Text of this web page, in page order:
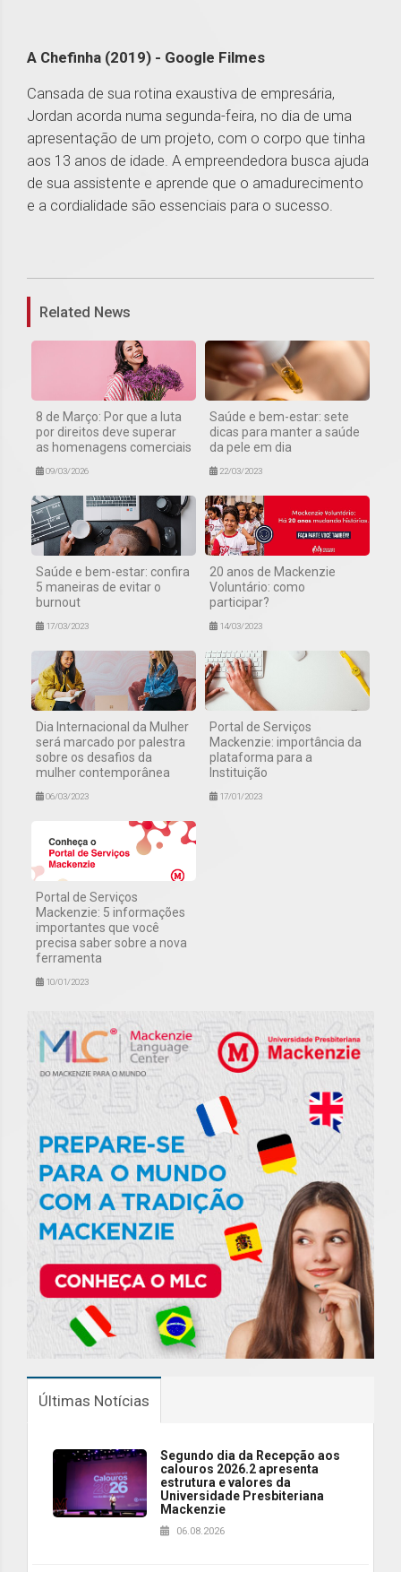
A Chefinha (2019) - Google Filmes
Cansada de sua rotina exaustiva de empresária,
Jordan acorda numa segunda-feira, no dia de uma
apresentação de um projeto, com o corpo que tinha
aos 13 anos de idade. A empreendedora busca ajuda
de sua assistente e aprende que o amadurecimento
e a cordialidade são essenciais para o sucesso.
Related News
8 de Março: Por que a luta
por direitos deve superar
as homenagens comerciais
09/03/2026
Saúde e bem-estar: sete
dicas para manter a saúde
da pele em dia
22/03/2023
Saúde e bem-estar: confira
5 maneiras de evitar o
burnout
17/03/2023
20 anos de Mackenzie
Voluntário: como
participar?
14/03/2023
Dia Internacional da Mulher
será marcado por palestra
sobre os desafios da
mulher contemporânea
06/03/2023
Portal de Serviços
Mackenzie: importância da
plataforma para a
Instituição
17/01/2023
Portal de Serviços
Mackenzie: 5 informações
importantes que você
precisa saber sobre a nova
ferramenta
10/01/2023
Últimas Notícias
Segundo dia da Recepção aos
calouros 2026.2 apresenta
estrutura e valores da
Universidade Presbiteriana
Mackenzie
06.08.2026